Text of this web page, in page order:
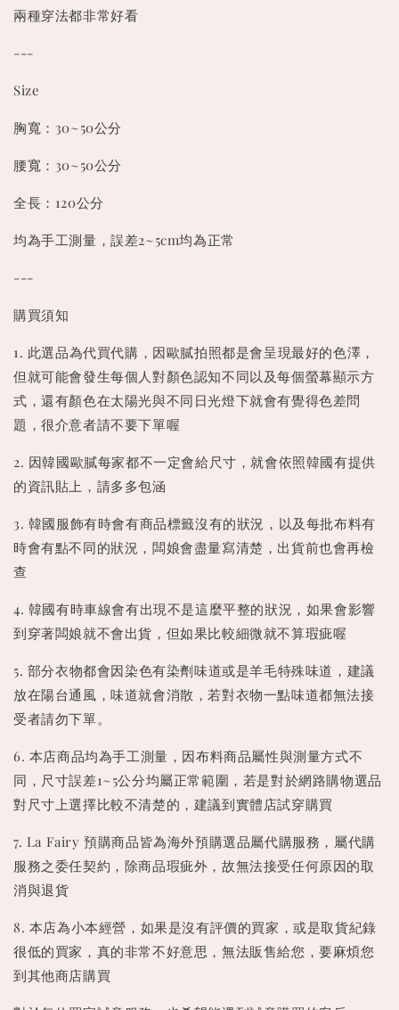
兩種穿法都非常好看
---
Size
胸寬：30~50公分
腰寬：30~50公分
全長：120公分
均為手工測量，誤差2~5cm均為正常
---
購買須知
1. 此選品為代買代購，因歐膩拍照都是會呈現最好的色澤，
但就可能會發生每個人對顏色認知不同以及每個螢幕顯示方
式，還有顏色在太陽光與不同日光燈下就會有覺得色差問
題，很介意者請不要下單喔
2. 因韓國歐膩每家都不一定會給尺寸，就會依照韓國有提供
的資訊貼上，請多多包涵
3. 韓國服飾有時會有商品標籤沒有的狀況，以及每批布料有
時會有點不同的狀況，闆娘會盡量寫清楚，出貨前也會再檢
查
4. 韓國有時車線會有出現不是這麼平整的狀況，如果會影響
到穿著闆娘就不會出貨，但如果比較細微就不算瑕疵喔
5. 部分衣物都會因染色有染劑味道或是羊毛特殊味道，建議
放在陽台通風，味道就會消散，若對衣物一點味道都無法接
受者請勿下單。
6. 本店商品均為手工測量，因布料商品屬性與測量方式不
同，尺寸誤差1~5公分均屬正常範圍，若是對於網路購物選品
對尺寸上選擇比較不清楚的，建議到實體店試穿購買
7. La Fairy 預購商品皆為海外預購選品屬代購服務，屬代購
服務之委任契約，除商品瑕疵外，故無法接受任何原因的取
消與退貨
8. 本店為小本經營，如果是沒有評價的買家，或是取貨紀錄
很低的買家，真的非常不好意思，無法販售給您，要麻煩您
到其他商店購買